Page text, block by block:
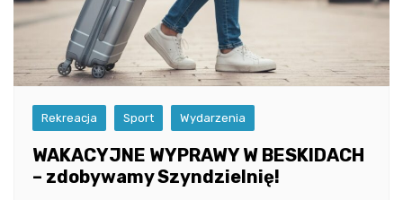
Rekreacja Sport Wydarzenia
WAKACYJNE WYPRAWY W BESKIDACH
– zdobywamy Szyndzielnię!